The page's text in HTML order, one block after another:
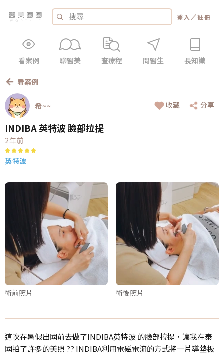
登入 ／註冊
看案例 聊醫美 查療程 問醫生 長知識
看案例
希~~ 收藏 分享
INDIBA 英特波 臉部拉提
2年前
英特波
術前照片 術後照片
這次在暑假出國前去做了INDIBA英特波 的臉部拉提，讓我在泰
國拍了許多的美照 ?? INDIBA利用電磁電流的方式將一片導墊板